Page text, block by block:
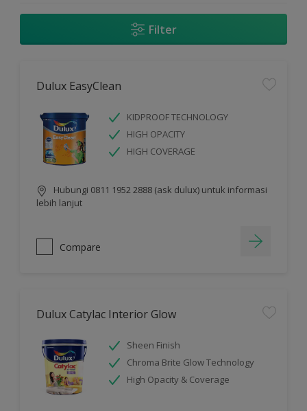
Filter
Dulux EasyClean
KIDPROOF TECHNOLOGY
HIGH OPACITY
HIGH COVERAGE
Hubungi 0811 1952 2888 (ask dulux) untuk informasi
lebih lanjut
Compare
Dulux Catylac Interior Glow
Sheen Finish
Chroma Brite Glow Technology
High Opacity & Coverage